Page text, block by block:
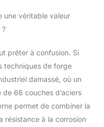
aussi bien aux
qu'aux
allie esthétique
votre cuisine.
IDÉAL: Ce set
est l'idée
parfaite pour
une véritable valeur
?
prêter à confusion. Si
techniques de forge
damassé, où un
66 couches d’aciers
permet de combiner la
résistance à la corrosion